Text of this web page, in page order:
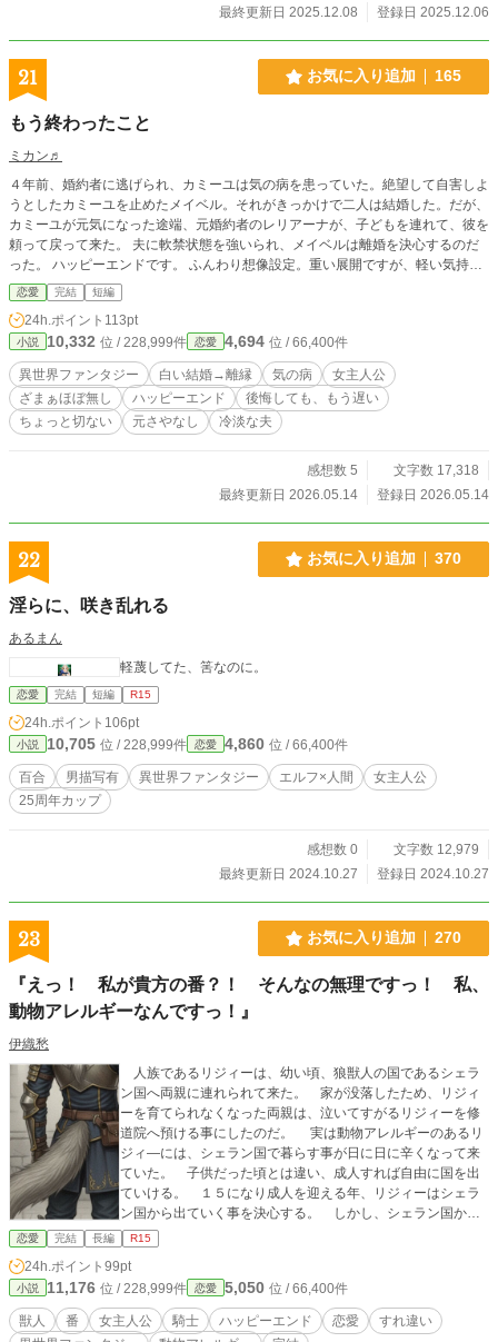
最終更新日 2025.12.08
登録日 2025.12.06
21 お気に入り追加 165
もう終わったこと
ミカン♬
４年前、婚約者に逃げられ、カミーユは気の病を患っていた。絶望して自害しよ
うとしたカミーユを止めたメイベル。それがきっかけで二人は結婚した。だが、
カミーユが元気になった途端、元婚約者のレリアーナが、子どもを連れて、彼を
頼って戻って来た。 夫に軟禁状態を強いられ、メイベルは離婚を決心するのだ
った。 ハッピーエンドです。 ふんわり想像設定。重い展開ですが、軽い気持ち
恋愛 完結 短編
24h.ポイント 113pt
小説 10,332 位 / 228,999件 恋愛 4,694 位 / 66,400件
異世界ファンタジー 白い結婚→離縁 気の病
女主人公
ざまぁほぼ無し
ハッピーエンド
後悔しても、もう遅い
ちょっと切ない
元さやなし 冷淡な夫
感想数 5
文字数 17,318
最終更新日 2026.05.14
登録日 2026.05.14
22 お気に入り追加 370
淫らに、咲き乱れる
あるまん
軽蔑してた、筈なのに。
恋愛 完結 短編 R15
24h.ポイント 106pt
小説 10,705 位 / 228,999件 恋愛 4,860 位 / 66,400件
百合 男描写有 異世界ファンタジー エルフ×人間
女主人公
25周年カップ
感想数 0
文字数 12,979
最終更新日 2024.10.27
登録日 2024.10.27
23 お気に入り追加 270
『えっ！ 私が貴方の番？！ そんなの無理ですっ！ 私、
動物アレルギーなんですっ！』
伊織愁
人族であるリジィーは、幼い頃、狼獣人の国であるシェラ
ン国へ両親に連れられて来た。 家が没落したため、リジィ
ーを育てられなくなった両親は、泣いてすがるリジィーを修
道院へ預ける事にしたのだ。 実は動物アレルギーのあるリ
ジィ―には、シェラン国で暮らす事が日に日に辛くなって来
ていた。 子供だった頃とは違い、成人すれば自由に国を出
ていける。 １５になり成人を迎える年、リジィーはシェラ
ン国から出ていく事を決心する。 しかし、シェラン国から
出ていく矢先に事件に巻き込まれ、シェラン国の近衛騎士に
助けられる。 二人が出会った瞬間、頭上から光の粒が降り
注ぎ、番の刻印が刻まれた。 狼獣人の近衛騎士に『私の番
っ』と熱い眼差しを受け、リジィ―は内心で叫んだ。
『私、動物アレルギーなんですけどっ！ そんなのありー
っ？！』
恋愛 完結 長編 R15
24h.ポイント 99pt
小説 11,176 位 / 228,999件 恋愛 5,050 位 / 66,400件
獣人 番 女主人公 騎士 ハッピーエンド 恋愛
すれ違い